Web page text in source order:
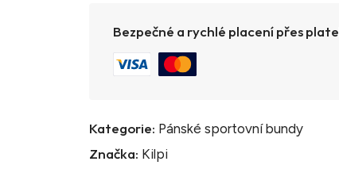
Bezpečné a rychlé placení přes
Kategorie: Pánské sportovní bundy
Značka: Kilpi